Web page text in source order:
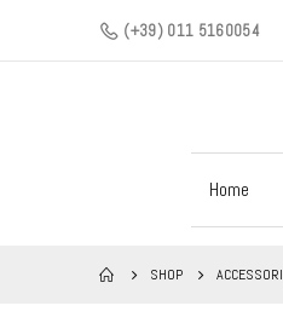
(+39) 011 5160054
Home
SHOP ACCESSORI